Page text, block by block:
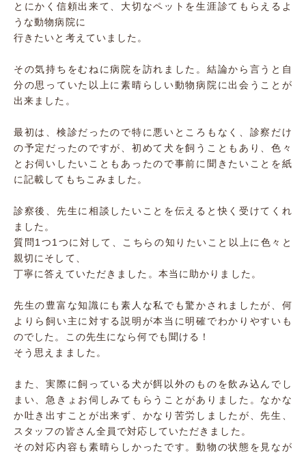
とにかく信頼出来て、大切なペットを生涯診てもらえるよ
うな動物病院に
行きたいと考えていました。
その気持ちをむねに病院を訪れました。結論から言うと自
分の思っていた以上に素晴らしい動物病院に出会うことが
出来ました。
最初は、検診だったので特に悪いところもなく、診察だけ
の予定だったのですが、初めて犬を飼うこともあり、色々
とお伺いしたいこともあったので事前に聞きたいことを紙
に記載してもちこみました。
診察後、先生に相談したいことを伝えると快く受けてくれ
ました。
質問1つ1つに対して、こちらの知りたいこと以上に色々と
親切にそして、
丁寧に答えていただきました。本当に助かりました。
先生の豊富な知識にも素人な私でも驚かされましたが、何
よりら飼い主に対する説明が本当に明確でわかりやすいも
のでした。この先生になら何でも聞ける！
そう思えまました。
また、実際に飼っている犬が餌以外のものを飲み込んでし
まい、急きょお伺しみてもらうことがありました。なかな
か吐き出すことが出来ず、かなり苦労しましたが、先生、
スタッフの皆さん全員で対応していただきました。
その対応内容も素晴らしかったです。動物の状態を見なが